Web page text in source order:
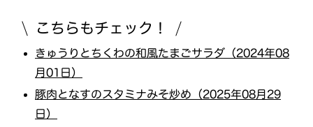
こちらもチェック！
きゅうりとちくわの和風たまごサラダ（2024年08
月01日）
豚肉となすのスタミナみそ炒め（2025年08月29
日）